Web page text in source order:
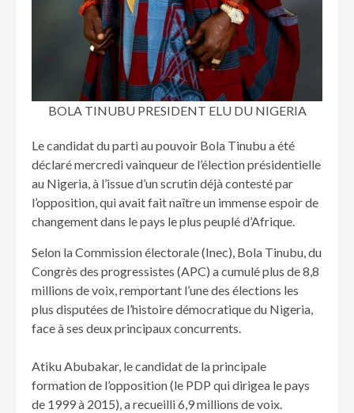
BOLA TINUBU PRESIDENT ELU DU NIGERIA
Le candidat du parti au pouvoir Bola Tinubu a été
déclaré mercredi vainqueur de l’élection présidentielle
au Nigeria, à l’issue d’un scrutin déjà contesté par
l’opposition, qui avait fait naître un immense espoir de
changement dans le pays le plus peuplé d’Afrique.
Selon la Commission électorale (Inec), Bola Tinubu, du
Congrès des progressistes (APC) a cumulé plus de 8,8
millions de voix, remportant l’une des élections les
plus disputées de l’histoire démocratique du Nigeria,
face à ses deux principaux concurrents.
Atiku Abubakar, le candidat de la principale
formation de l’opposition (le PDP qui dirigea le pays
de 1999 à 2015), a recueilli 6,9 millions de voix.